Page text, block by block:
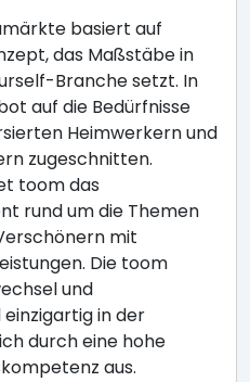
basiert auf
das Maßstäbe in
Branche setzt. In
auf die Bedürfnisse
Heimwerkern und
zugeschnitten.
toom das
rund um die Themen
mit
Die toom
und
in der
durch eine hohe
aus.